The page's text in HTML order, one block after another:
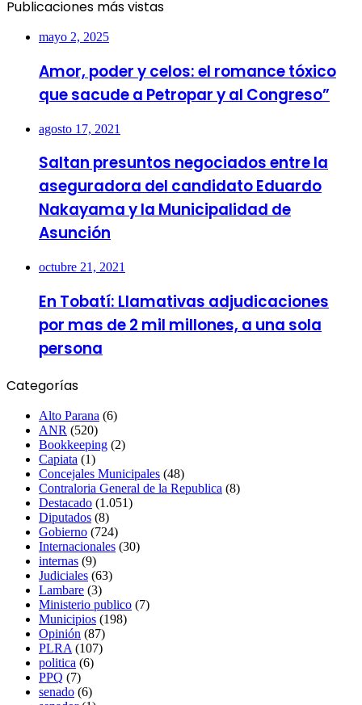
Publicaciones más vistas
mayo 2, 2025
Amor, poder y celos: el romance tóxico
que sacude a Petropar y al Congreso”
agosto 17, 2021
Saltan presuntos negociados entre la
aseguradora del candidato Eduardo
Nakayama y la Municipalidad de
Asunción
octubre 21, 2021
En Tobatí: Llamativas adjudicaciones
por mas de 2 mil millones, a una sola
persona
Categorías
Alto Parana (6)
ANR (520)
Bookkeeping (2)
Capiata (1)
Concejales Municipales (48)
Contraloria General de la Republica (8)
Destacado (1.051)
Diputados (8)
Gobierno (724)
Internacionales (30)
internas (9)
Judiciales (63)
Lambare (3)
Ministerio publico (7)
Municipios (198)
Opinión (87)
PLRA (107)
politica (6)
PPQ (7)
senado (6)